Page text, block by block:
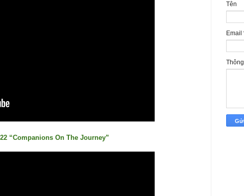
“Companions On The Journey”
Tên
Email